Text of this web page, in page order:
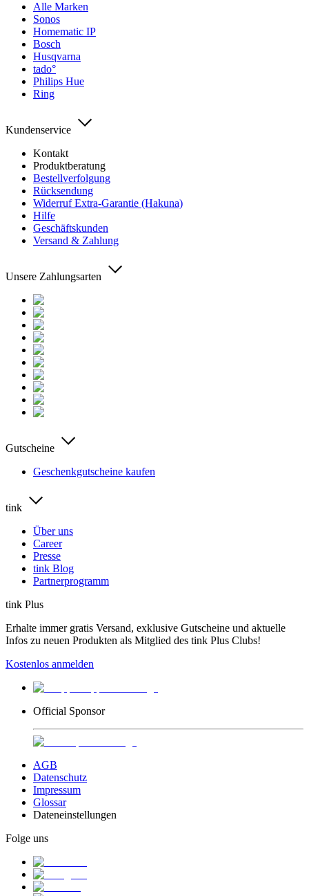
Alle Marken
Sonos
Homematic IP
Bosch
Husqvarna
tado°
Philips Hue
Ring
Kundenservice
Kontakt
Produktberatung
Bestellverfolgung
Rücksendung
Widerruf Extra-Garantie (Hakuna)
Hilfe
Geschäftskunden
Versand & Zahlung
Unsere Zahlungsarten
Gutscheine
Geschenkgutscheine kaufen
tink
Über uns
Career
Presse
tink Blog
Partnerprogramm
tink Plus
Erhalte immer gratis Versand, exklusive Gutscheine und aktuelle
Infos zu neuen Produkten als Mitglied des tink Plus Clubs!
Kostenlos anmelden
Official Sponsor
AGB
Datenschutz
Impressum
Glossar
Dateneinstellungen
Folge uns